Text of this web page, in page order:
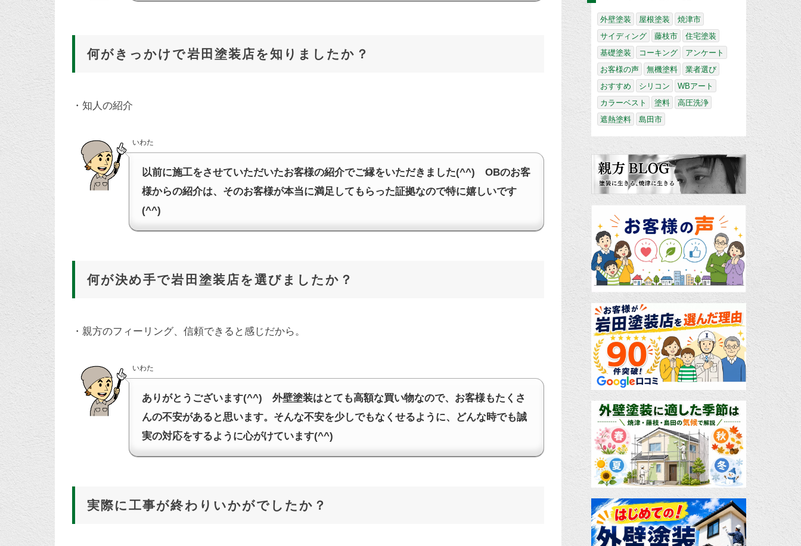
何がきっかけで岩田塗装店を知りましたか？
・知人の紹介
いわた
以前に施工をさせていただいたお客様の紹介でご縁をいただきました(^^) OBのお客
様からの紹介は、そのお客様が本当に満足してもらった証拠なので特に嬉しいです
(^^)
何が決め手で岩田塗装店を選びましたか？
・親方のフィーリング、信頼できると感じだから。
いわた
ありがとうございます(^^) 外壁塗装はとても高額な買い物なので、お客様もたくさ
んの不安があると思います。そんな不安を少しでもなくせるように、どんな時でも誠
実の対応をするように心がけています(^^)
実際に工事が終わりいかがでしたか？
外壁塗装 屋根塗装
焼津市
サイディング
藤枝市
住宅塗装
基礎塗装
コーキング
アンケート
お客様の声
無機塗料
業者選び
おすすめ
シリコン
WBアート
カラーベスト
塗料
高圧洗浄
遮熱塗料
島田市